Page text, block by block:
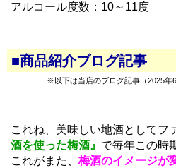
アルコール度数：10～11度
■商品紹介ブログ記事
※以下は当店のブログ記事（2025年
これね、美味しい地酒としてフ
酒を使った梅酒』 で毎年この時
これがまた、 梅酒のイメージが